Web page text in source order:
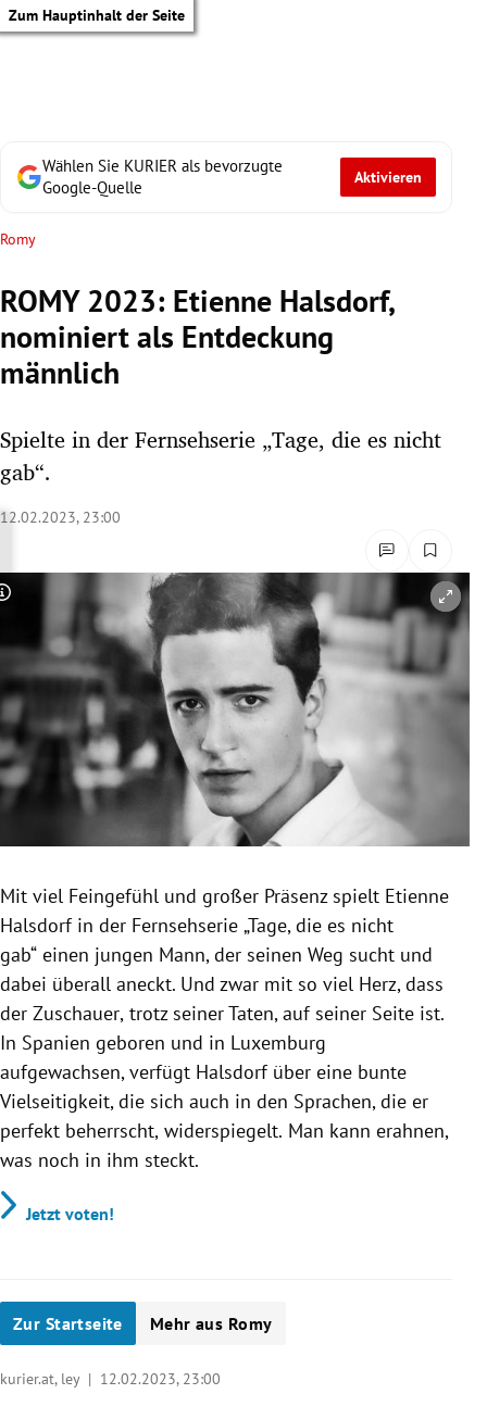
Zum Hauptinhalt der Seite
Untermenü
Untermenü
Untermenü
Untermenü
Untermenü
Untermenü
Untermenü
Wählen Sie KURIER als bevorzugte
Google-Quelle
Aktivieren
Romy
ROMY 2023: Etienne Halsdorf,
nominiert als Entdeckung
männlich
Spielte in der Fernsehserie „Tage, die es nicht
gab“.
12.02.2023, 23:00
Copyright-Hinweis öffnen/schließen
Mit viel Feingefühl und großer Präsenz spielt Etienne
Halsdorf in der Fernsehserie „Tage, die es nicht
gab“ einen jungen Mann, der seinen Weg sucht und
dabei überall aneckt. Und zwar mit so viel Herz, dass
der Zuschauer, trotz seiner Taten,auf seiner Seite ist.
In Spanien geboren und in Luxemburg
aufgewachsen, verfügt Halsdorf über eine bunte
Vielseitigkeit, die sich auch in den Sprachen, die er
perfekt beherrscht, widerspiegelt. Man kann erahnen,
was noch in ihm steckt.
Jetzt voten!
Zur Startseite Mehr aus Romy
kurier.at, ley | 12.02.2023, 23:00